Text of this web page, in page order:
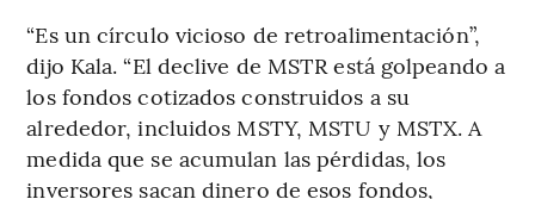
“Es un círculo vicioso de retroalimentación”,
dijo Kala. “El declive de MSTR está golpeando a
los fondos cotizados construidos a su
alrededor, incluidos MSTY, MSTU y MSTX. A
medida que se acumulan las pérdidas, los
inversores sacan dinero de esos fondos,